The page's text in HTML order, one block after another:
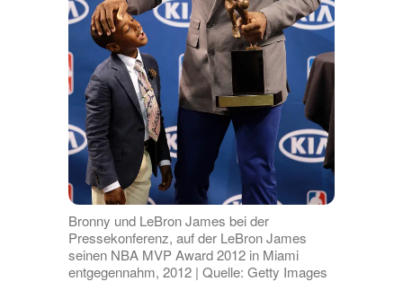
Bronny und LeBron James bei der
Pressekonferenz, auf der LeBron James
seinen NBA MVP Award 2012 in Miami
entgegennahm, 2012 | Quelle: Getty Images